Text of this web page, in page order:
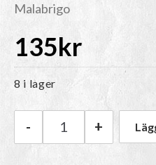
Malabrigo
135kr
8 i lager
Malabrigo
- +